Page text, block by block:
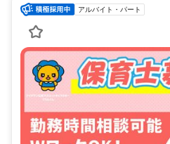
アルバイト・パート